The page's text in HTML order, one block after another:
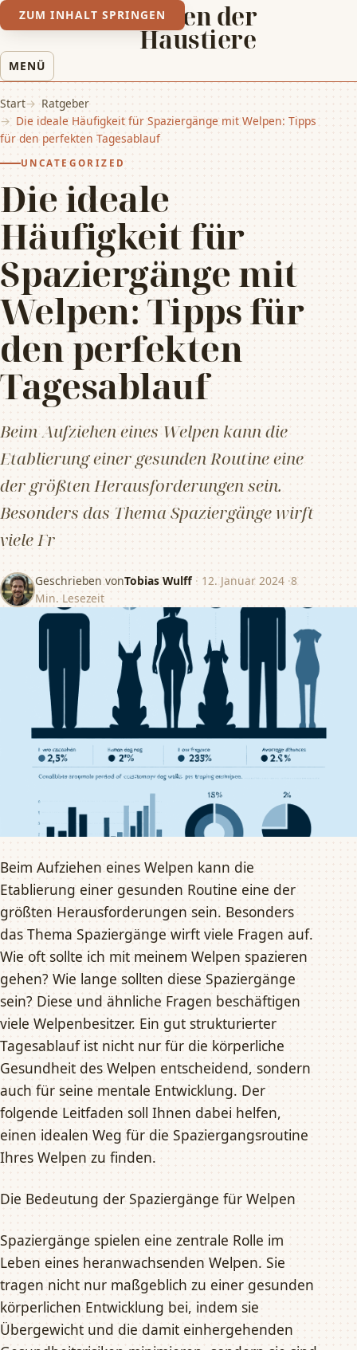
ZUM INHALT SPRINGEN
Leben der
Haustiere
MENÜ
Start
Ratgeber
Die ideale Häufigkeit für Spaziergänge mit Welpen: Tipps
für den perfekten Tagesablauf
UNCATEGORIZED
Die ideale
Häufigkeit für
Spaziergänge mit
Welpen: Tipps für
den perfekten
Tagesablauf
Beim Aufziehen eines Welpen kann die
Etablierung einer gesunden Routine eine
der größten Herausforderungen sein.
Besonders das Thema Spaziergänge wirft
viele Fr
Geschrieben vonTobias Wulff · 12. Januar 2024 ·8
Min. Lesezeit
Beim Aufziehen eines Welpen kann die
Etablierung einer gesunden Routine eine der
größten Herausforderungen sein. Besonders
das Thema Spaziergänge wirft viele Fragen auf.
Wie oft sollte ich mit meinem Welpen spazieren
gehen? Wie lange sollten diese Spaziergänge
sein? Diese und ähnliche Fragen beschäftigen
viele Welpenbesitzer. Ein gut strukturierter
Tagesablauf ist nicht nur für die körperliche
Gesundheit des Welpen entscheidend, sondern
auch für seine mentale Entwicklung. Der
folgende Leitfaden soll Ihnen dabei helfen,
einen idealen Weg für die Spaziergangsroutine
Ihres Welpen zu finden.
Die Bedeutung der Spaziergänge für Welpen
Spaziergänge spielen eine zentrale Rolle im
Leben eines heranwachsenden Welpen. Sie
tragen nicht nur maßgeblich zu einer gesunden
körperlichen Entwicklung bei, indem sie
Übergewicht und die damit einhergehenden